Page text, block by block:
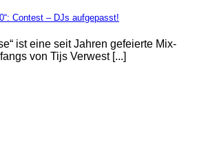
Contest – DJs aufgepasst!
ist eine seit Jahren gefeierte Mix-
von Tijs Verwest [...]